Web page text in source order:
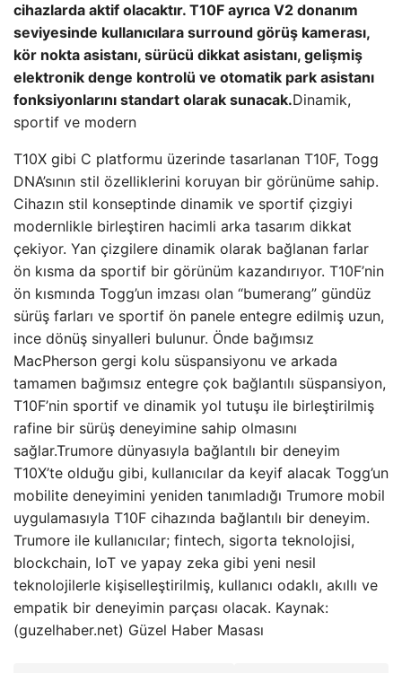
cihazlarda aktif olacaktır. T10F ayrıca V2 donanım
seviyesinde kullanıcılara surround görüş kamerası,
kör nokta asistanı, sürücü dikkat asistanı, gelişmiş
elektronik denge kontrolü ve otomatik park asistanı
fonksiyonlarını standart olarak sunacak.Dinamik,
sportif ve modern
T10X gibi C platformu üzerinde tasarlanan T10F, Togg
DNA’sının stil özelliklerini koruyan bir görünüme sahip.
Cihazın stil konseptinde dinamik ve sportif çizgiyi
modernlikle birleştiren hacimli arka tasarım dikkat
çekiyor. Yan çizgilere dinamik olarak bağlanan farlar
ön kısma da sportif bir görünüm kazandırıyor. T10F’nin
ön kısmında Togg’un imzası olan “bumerang” gündüz
sürüş farları ve sportif ön panele entegre edilmiş uzun,
ince dönüş sinyalleri bulunur. Önde bağımsız
MacPherson gergi kolu süspansiyonu ve arkada
tamamen bağımsız entegre çok bağlantılı süspansiyon,
T10F’nin sportif ve dinamik yol tutuşu ile birleştirilmiş
rafine bir sürüş deneyimine sahip olmasını
sağlar.Trumore dünyasıyla bağlantılı bir deneyim
T10X’te olduğu gibi, kullanıcılar da keyif alacak Togg’un
mobilite deneyimini yeniden tanımladığı Trumore mobil
uygulamasıyla T10F cihazında bağlantılı bir deneyim.
Trumore ile kullanıcılar; fintech, sigorta teknolojisi,
blockchain, IoT ve yapay zeka gibi yeni nesil
teknolojilerle kişiselleştirilmiş, kullanıcı odaklı, akıllı ve
empatik bir deneyimin parçası olacak. Kaynak:
(guzelhaber.net) Güzel Haber Masası